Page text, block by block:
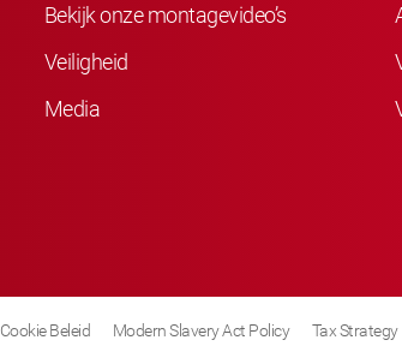
Bekijk onze montagevideo’s
Veiligheid
Media
Cookie Beleid Modern Slavery Act Policy Tax Strategy